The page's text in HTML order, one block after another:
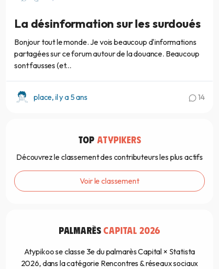
La désinformation sur les surdoués
Bonjour tout le monde. Je vois beaucoup d'informations
partagées sur ce forum autour de la douance. Beaucoup
sont fausses (et...
place, il y a 5 ans 14
TOP ATYPIKERS
Découvrez le classement des contributeurs les plus actifs
Voir le classement
PALMARÈS CAPITAL 2026
Atypikoo se classe 3e du palmarès Capital × Statista
2026, dans la catégorie Rencontres & réseaux sociaux